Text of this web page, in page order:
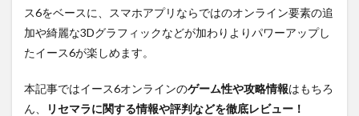
ス6をベースに、スマホアプリならではのオンライン要素の追
加や綺麗な3Dグラフィックなどが加わりよりパワーアップし
たイース6が楽しめます。
本記事ではイース6オンラインのゲーム性や攻略情報はもちろ
ん、
リセマラに関する情報や評判などを徹底レビュー！